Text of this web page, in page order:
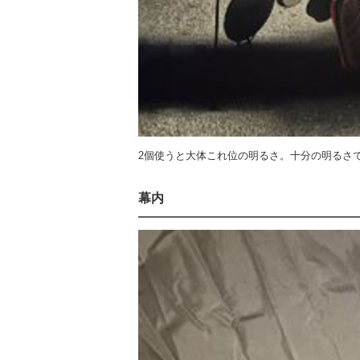
2個使うと大体これ位の明るさ。十分の明るさ
幕内